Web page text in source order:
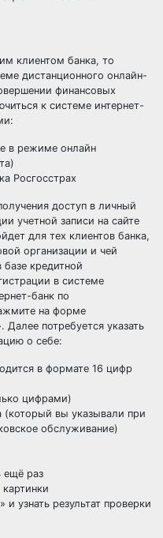
клиентом банка, то
дистанционного онлайн-
финансовых
к системе интернет-
в режиме онлайн
Росгосстрах
доступ в личный
учетной записи на сайте
для тех клиентов банка,
организации и чей
кредитной
в системе
банк по
на форме
Далее потребуется указать
о себе:
в формате 16 цифр
цифрами)
вы указывали при
обслуживание)
ещё раз
узнать результат проверки